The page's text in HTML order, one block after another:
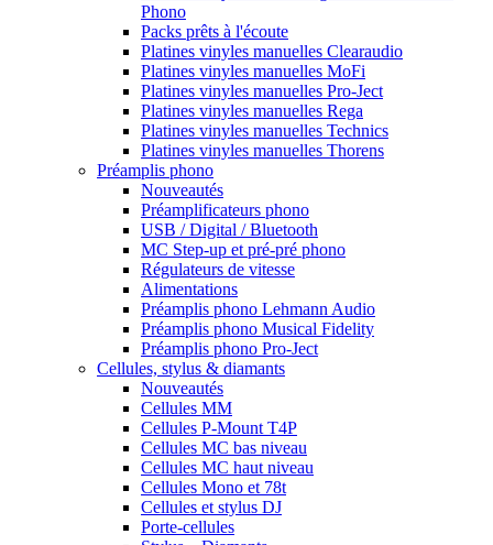
Phono
Packs prêts à l'écoute
Platines vinyles manuelles Clearaudio
Platines vinyles manuelles MoFi
Platines vinyles manuelles Pro-Ject
Platines vinyles manuelles Rega
Platines vinyles manuelles Technics
Platines vinyles manuelles Thorens
Préamplis phono
Nouveautés
Préamplificateurs phono
USB / Digital / Bluetooth
MC Step-up et pré-pré phono
Régulateurs de vitesse
Alimentations
Préamplis phono Lehmann Audio
Préamplis phono Musical Fidelity
Préamplis phono Pro-Ject
Cellules, stylus & diamants
Nouveautés
Cellules MM
Cellules P-Mount T4P
Cellules MC bas niveau
Cellules MC haut niveau
Cellules Mono et 78t
Cellules et stylus DJ
Porte-cellules